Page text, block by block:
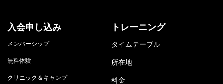
入会申し込み
メンバーシップ
無料体験
クリニック＆キャンプ
トレーニング
タイムテーブル
所在地
料金